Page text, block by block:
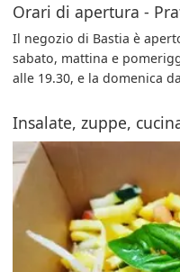
Orari di apertura -
Il negozio di Bastia è
sabato, mattina e
alle 19.30, e la domenica
Insalate, zuppe,